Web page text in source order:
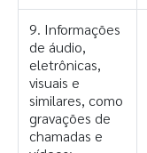
9. Informações
de áudio,
eletrônicas,
visuais e
similares, como
gravações de
chamadas e